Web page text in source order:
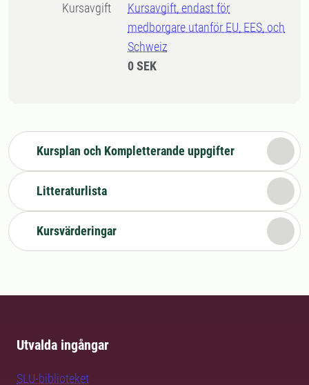
Kursavgift
Kursavgift, endast för
medborgare utanför EU, EES, och
Schweiz
0 SEK
Kursplan och Kompletterande uppgifter
Litteraturlista
Kursvärderingar
Utvalda ingångar
SLU-biblioteket